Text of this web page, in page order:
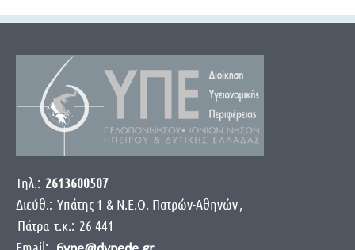
Τηλ.: 2613600507
Διεύθ.: Yπάτης 1 & Ν.Ε.Ο. Πατρών-Αθηνών,
Πάτρα τ.κ.: 26 441